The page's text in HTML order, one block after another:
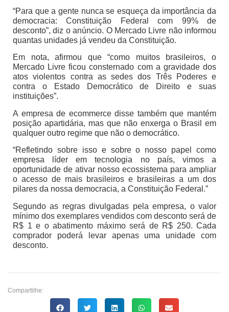
“Para que a gente nunca se esqueça da importância da
democracia: Constituição Federal com 99% de
desconto”, diz o anúncio. O Mercado Livre não informou
quantas unidades já vendeu da Constituição.
Em nota, afirmou que “como muitos brasileiros, o
Mercado Livre ficou consternado com a gravidade dos
atos violentos contra as sedes dos Três Poderes e
contra o Estado Democrático de Direito e suas
instituições”.
A empresa de ecommerce disse também que mantém
posição apartidária, mas que não enxerga o Brasil em
qualquer outro regime que não o democrático.
“Refletindo sobre isso e sobre o nosso papel como
empresa líder em tecnologia no país, vimos a
oportunidade de ativar nosso ecossistema para ampliar
o acesso de mais brasileiros e brasileiras a um dos
pilares da nossa democracia, a Constituição Federal.”
Segundo as regras divulgadas pela empresa, o valor
mínimo dos exemplares vendidos com desconto será de
R$ 1 e o abatimento máximo será de R$ 250. Cada
comprador poderá levar apenas uma unidade com
desconto.
Compartilhe: